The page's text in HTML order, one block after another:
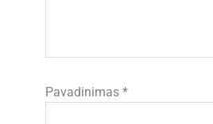
Pavadinimas*